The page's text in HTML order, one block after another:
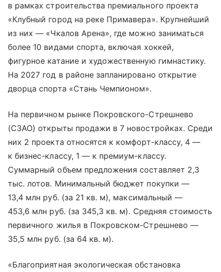
в рамках строительства премиального проекта
«Клубный город на реке Примавера». Крупнейший
из них — «Чкалов Арена», где можно заниматься
более 10 видами спорта, включая хоккей,
фигурное катание и художественную гимнастику.
На 2027 год в районе запланировано открытие
дворца спорта «Стань Чемпионом».
На первичном рынке Покровского-Стрешнево
(СЗАО) открыты продажи в 7 новостройках. Среди
них 2 проекта относятся к комфорт-классу, 4 —
к бизнес-классу, 1 — к премиум-классу.
Суммарный объем предложения составляет 2,3
тыс. лотов. Минимальный бюджет покупки —
13,4 млн руб. (за 21 кв. м), максимальный —
453,6 млн руб. (за 345,3 кв. м). Средняя стоимость
первичного жилья в Покровском-Стрешнево —
35,5 млн руб. (за 64 кв. м).
«Благоприятная экологическая обстановка